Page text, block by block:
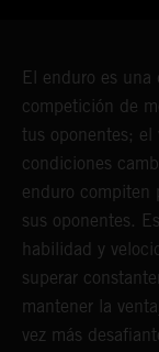
El enduro es
competición de
tus oponentes; el
condiciones
enduro compiten
sus oponentes.
habilidad y
superar
mantener la
vez más